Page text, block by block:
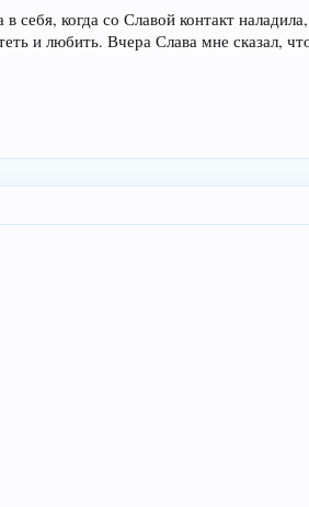
себя, когда со Славой контакт
и любить. Вчера Слава мне сказал,